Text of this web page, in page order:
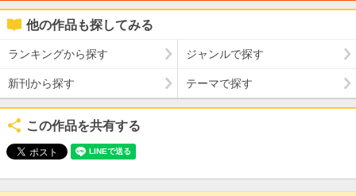
他の作品も探してみる
ランキングから探す ジャンルで探す
新刊から探す テーマで探す
この作品を共有する